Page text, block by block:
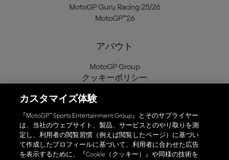
MotoGP Guru Racing 25/26
MotoGP™26
アバウト
MotoGP Group
クッキーポリシー
プライバシーポリシー
購入ポリシー
オフィシャルアプリ
カスタマイズ体験
『MotoGP™ Sports Entertainment Group』とそのサプライヤー
は、当社のウェブサイト、製品、サービスとのやり取りを測
定し、利用者の閲覧習慣（例えば閲覧したページ）に基づい
て作成したプロフィールに基づいて、利用者に合わせた広告
を表示するために、『Cookie（クッキー）』や同様の技術を